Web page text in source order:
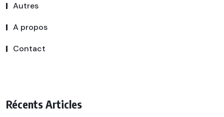
Autres
A propos
Contact
Récents Articles